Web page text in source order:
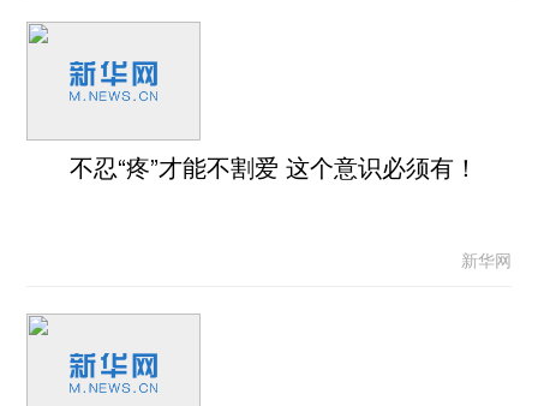
不忍“疼”才能不割爱 这个意识必须有！
新华网